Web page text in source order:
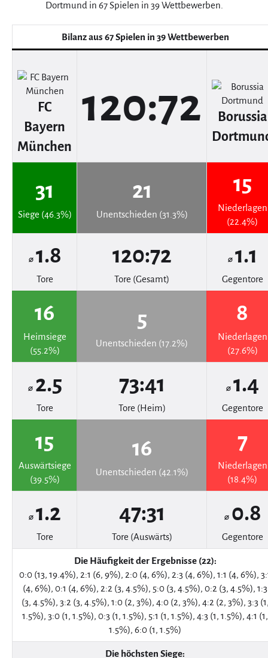
Dortmund in 67 Spielen in 39 Wettbewerben.
Bilanz aus 67 Spielen in 39 Wettbewerben
FC
Bayern
München
120:72
Borussia
31
Siege (46.3%)
21
Unentschieden (31.3%)
15
Niederlagen
(22.4%)
⌀ 1.8
Tore
120:72
Tore (Gesamt)
⌀ 1.1
Gegentore
16
Heimsiege
(55.2%)
5
Unentschieden (17.2%)
8
Niederlagen
(27.6%)
⌀ 2.5
Tore
73:41
Tore (Heim)
⌀ 1.4
Gegentore
15
Auswärtsiege
(39.5%)
16
Unentschieden (42.1%)
7
Niederlagen
(18.4%)
⌀ 1.2
Tore
47:31
Tore (Auswärts)
⌀ 0.8
Gegentore
Die Häufigkeit der Ergebnisse (22):
0:0 (13, 19.4%), 2:1 (6, 9%), 2:0 (4, 6%), 2:3 (4, 6%), 1:1 (4, 6%),
(4, 6%), 0:1 (4, 6%), 2:2 (3, 4.5%), 5:0 (3, 4.5%), 0:2 (3, 4.5%), 1:3
(3, 4.5%), 3:2 (3, 4.5%), 1:0 (2, 3%), 4:0 (2, 3%), 4:2 (2, 3%), 3:3
1.5%), 3:0 (1, 1.5%), 0:3 (1, 1.5%), 5:1 (1, 1.5%), 4:3 (1, 1.5%), 4:1 (1,
1.5%), 6:0 (1, 1.5%)
Die höchsten Siege: